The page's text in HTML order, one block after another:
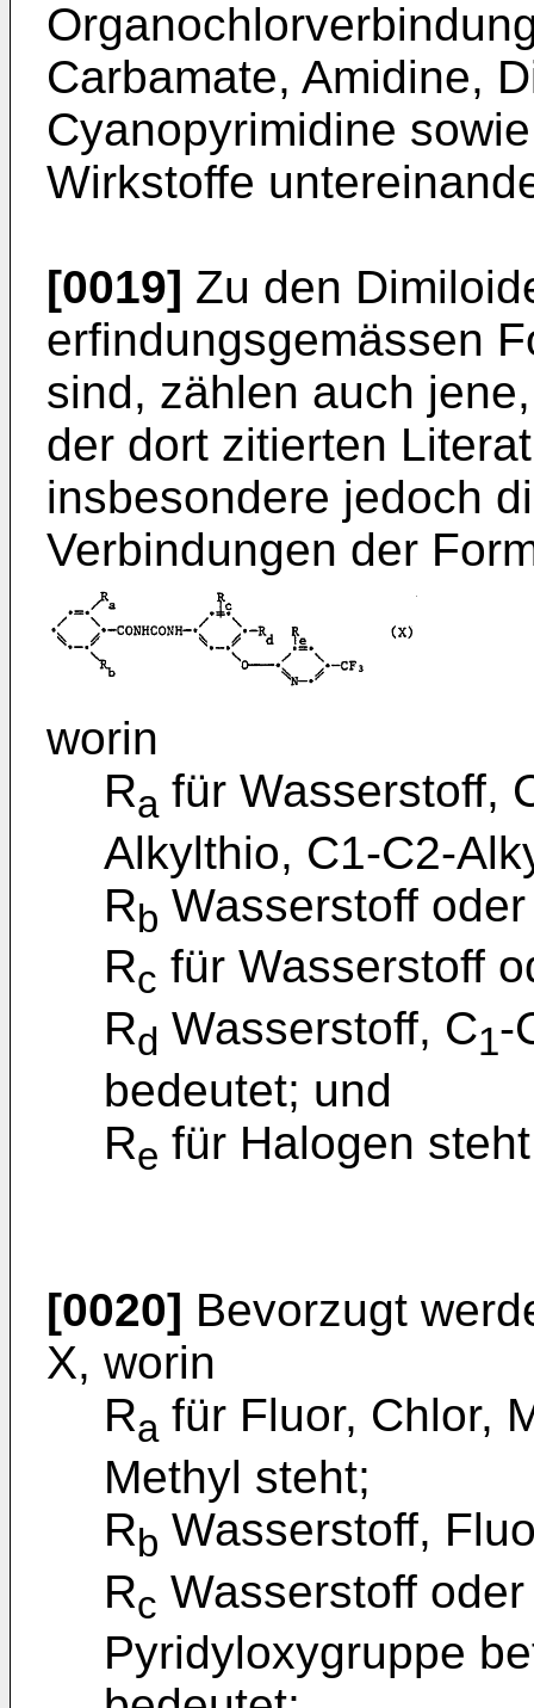
Carbamate, Amidine,
Cyanopyrimidine
Wirkstoffe
[0019] Zu den
erfindungsgemässen
sind, zählen auch
der dort zitierten
insbesondere jedoch
Verbindungen der
worin
Ra für Wasserstoff,
Alkylthio, C1-C2-
Rb Wasserstoff
Rc für Wasserstoff
Rd Wasserstoff, C1-
bedeutet; und
Re für Halogen
[0020] Bevorzugt
X, worin
Ra für Fluor, Chlor,
Methyl steht;
Rb Wasserstoff,
Rc Wasserstoff
Pyridyloxygruppe